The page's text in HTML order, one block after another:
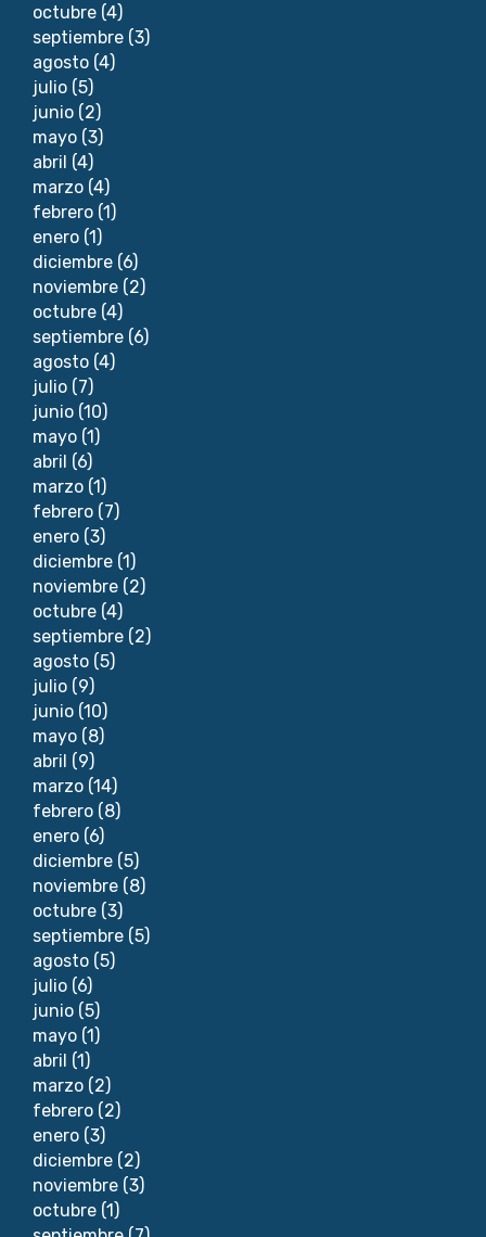
octubre (4)
septiembre (3)
agosto (4)
julio (5)
junio (2)
mayo (3)
abril (4)
marzo (4)
febrero (1)
enero (1)
diciembre (6)
noviembre (2)
octubre (4)
septiembre (6)
agosto (4)
julio (7)
junio (10)
mayo (1)
abril (6)
marzo (1)
febrero (7)
enero (3)
diciembre (1)
noviembre (2)
octubre (4)
septiembre (2)
agosto (5)
julio (9)
junio (10)
mayo (8)
abril (9)
marzo (14)
febrero (8)
enero (6)
diciembre (5)
noviembre (8)
octubre (3)
septiembre (5)
agosto (5)
julio (6)
junio (5)
mayo (1)
abril (1)
marzo (2)
febrero (2)
enero (3)
diciembre (2)
noviembre (3)
octubre (1)